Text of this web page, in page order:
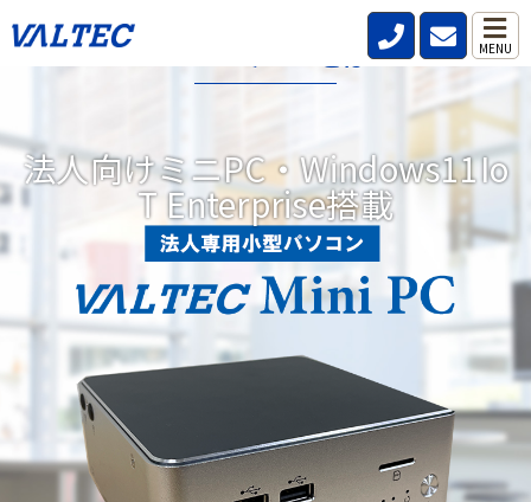
MENU
法人向けミニPC・Windows11Io
T Enterprise搭載
VALTECミニPCとは?
データレス、パスワードレス、強固なセキュリティ機能を標準搭
載した小型パソコンです。
リモートワークが当たり前の時代にどこからでも安全、快適、効
率的な働き方を実現。DXにつながる3つの機能を備えています。